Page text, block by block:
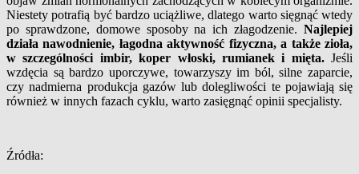
Niestety potrafią być bardzo uciążliwe, dlatego warto sięgnąć wtedy
po sprawdzone, domowe sposoby na ich złagodzenie. Najlepiej
działa nawodnienie, łagodna aktywność fizyczna, a także zioła,
w szczególności imbir, koper włoski, rumianek i mięta.Jeśli
wzdęcia są bardzo uporczywe, towarzyszy im ból, silne zaparcie,
czy nadmierna produkcja gazów lub dolegliwości te pojawiają się
również w innych fazach cyklu, warto zasięgnąć opinii specjalisty.
Źródła: